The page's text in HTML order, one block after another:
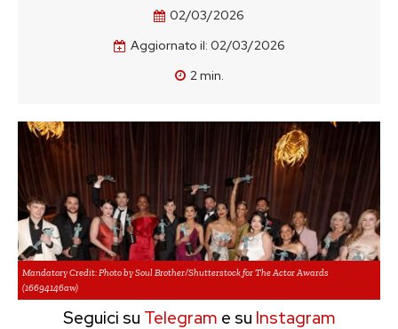
02/03/2026
Aggiornato il: 02/03/2026
2min.
Mandatory Credit: Photo by Soul Brother/Shutterstock for The Actor Awards
(16694146aw)
Seguici su Telegram e su Instagram